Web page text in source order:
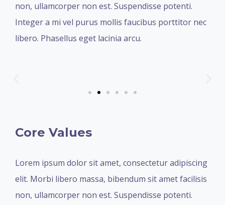
non, ullamcorper non est. Suspendisse potenti.
Integer a mi vel purus mollis faucibus porttitor nec
libero. Phasellus eget lacinia arcu.
Core Values
Lorem ipsum dolor sit amet, consectetur adipiscing
elit. Morbi libero massa, bibendum sit amet facilisis
non, ullamcorper non est. Suspendisse potenti.